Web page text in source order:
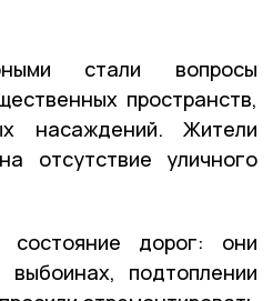
стали вопросы
пространств,
насаждений. Жители
отсутствие уличного
состояние дорог: они
подтоплении